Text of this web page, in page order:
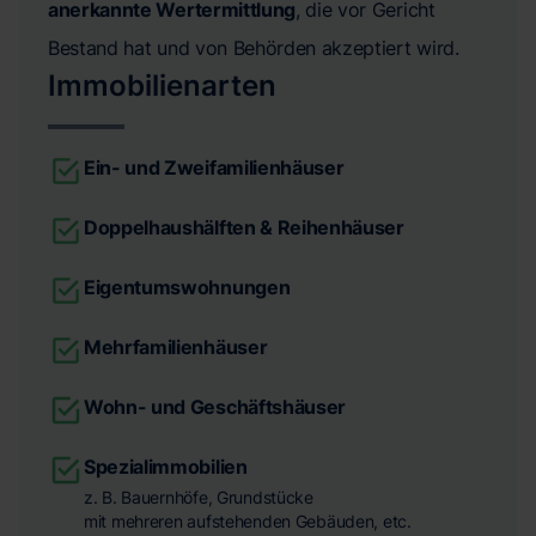
anerkannte Wertermittlung, die vor Gericht
Bestand hat und von Behörden akzeptiert wird.
Immobilienarten
Ein- und Zweifamilienhäuser
Doppelhaushälften & Reihenhäuser
Eigentumswohnungen
Mehrfamilienhäuser
Wohn- und Geschäftshäuser
Spezialimmobilien
z. B. Bauernhöfe, Grundstücke
mit mehreren aufstehenden Gebäuden, etc.